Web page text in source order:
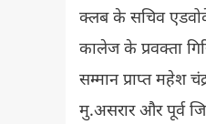
क्लब के सचिव
कालेज के प्रवक्ता
सम्मान प्राप्त महेश
मु.असरार और पूर्व